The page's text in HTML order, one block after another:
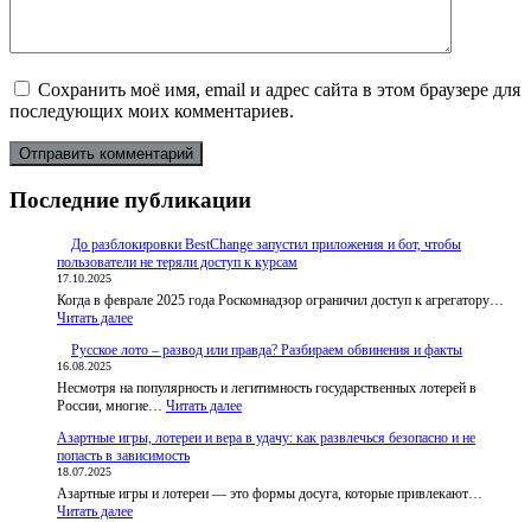
Сохранить моё имя, email и адрес сайта в этом браузере для
последующих моих комментариев.
Последние публикации
До разблокировки BestChange запустил приложения и бот, чтобы
пользователи не теряли доступ к курсам
17.10.2025
Когда в феврале 2025 года Роскомнадзор ограничил доступ к агрегатору…
Читать далее:
разблокировки
запустил
приложения
бот,
чтобы
не
теряли
Русское лото – развод или правда? Разбираем обвинения и факты
16.08.2025
Несмотря на популярность и легитимность государственных лотерей в
России, многие… Читать далее:
лото
или
Азартные игры, лотереи и вера в удачу: как развлечься безопасно и не
попасть в зависимость
18.07.2025
Азартные игры и лотереи — это формы досуга, которые привлекают…
Читать далее: